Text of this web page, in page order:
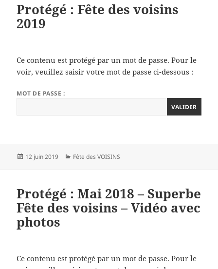
Protégé : Fête des voisins
2019
Ce contenu est protégé par un mot de passe. Pour le
voir, veuillez saisir votre mot de passe ci-dessous :
MOT DE PASSE :
Publié
12 juin 2019 Catégories
Fête des VOISINS
Protégé : Mai 2018 – Superbe
Fête des voisins – Vidéo avec
photos
Ce contenu est protégé par un mot de passe. Pour le